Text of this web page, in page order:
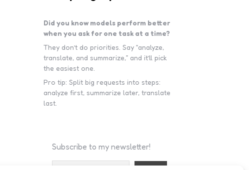
Did you know models perform better
when you ask for one task at a time?
They don’t do priorities. Say “analyze,
translate, and summarize,” and it’ll pick
the easiest one.
Pro tip: Split big requests into steps:
analyze first, summarize later, translate
last.
Subscribe to my newsletter!